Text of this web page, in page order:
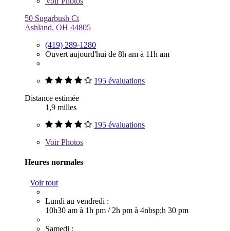
50 Sugarbush Ct
Ashland, OH 44805
(419) 289-1280
Ouvert aujourd'hui de 8h am à 11h am
195 évaluations
Distance estimée
1,9 milles
195 évaluations
VoirPhotos
Heures normales
Voir tout
Lundi au vendredi :
10h30 am à 1h pm / 2h pm à 4nbsp;h 30 pm
Samedi :